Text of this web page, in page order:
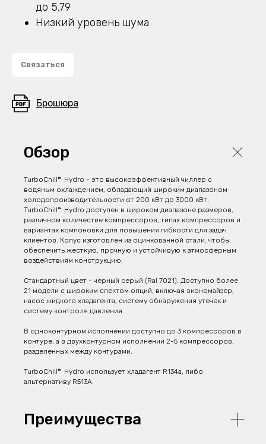
до 5,79
Низкий уровень шума
Связаться
Брошюра
Обзор
TurboChill™ Hydro - это высокоэффективный чиллер с
водяным охлаждением, обладающий широким диапазоном
холодопроизводительности от 200 кВт до 3000 кВт.
TurboChill™ Hydro доступен в широком диапазоне размеров,
различном количестве компрессоров, типах компрессоров и
вариантах компоновки для повышения гибкости для задач
клиентов. Копус изготовлен из оцинкованной стали, чтобы
обеспечить жесткую, прочную и устойчивую к атмосферным
воздействиям конструкцию.
Стандартный цвет - черный серый (Ral 7021). Доступно более
21 модели с широким спектом опций, включая экономайзер,
насос жидкого хладагента, систему обнаружения утечек и
систему контроля давления.
В одноконтурном исполнении доступно до 3 компрессоров в
контуре, а в двухконтурном исполнении 2-5 компрессоров,
разделенных между контурами.
TurboChill™ Hydro использует хладагент R134a, либо
альтернативу R513A.
Преимущества